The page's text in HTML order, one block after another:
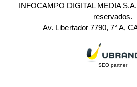
INFOCAMPO DIGITAL MEDIA
reservados.
Av. Libertador 7790, 7° A,
SEO partner